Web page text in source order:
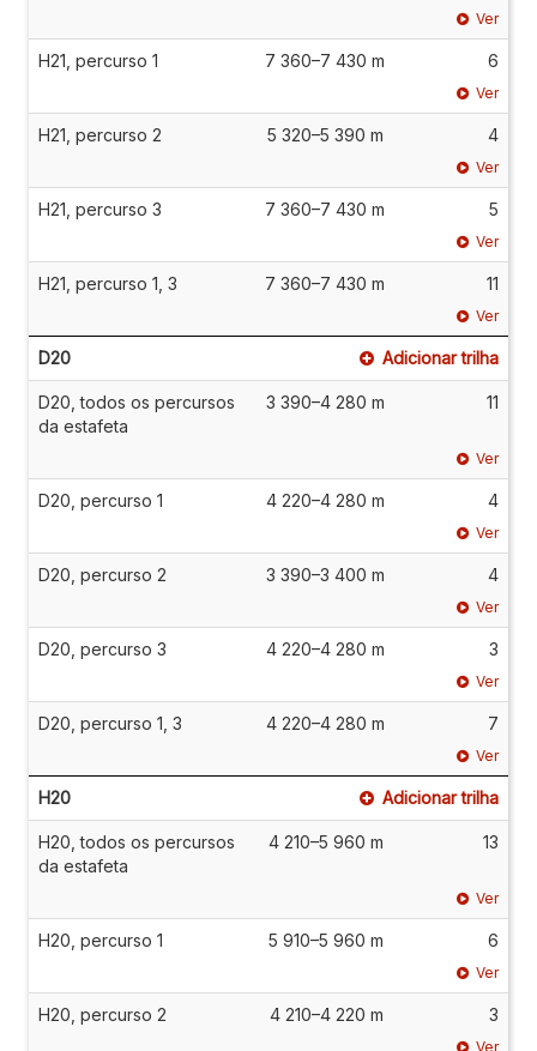
Ver
H21, percurso 1 7 360–7 430 m 6
Ver
H21, percurso 2 5 320–5 390 m 4
Ver
H21, percurso 3 7 360–7 430 m 5
Ver
H21, percurso 1, 3 7 360–7 430 m 11
Ver
D20 Adicionar trilha
D20, todos os percursos
da estafeta
3 390–4 280 m 11
Ver
D20, percurso 1 4 220–4 280 m 4
Ver
D20, percurso 2 3 390–3 400 m 4
Ver
D20, percurso 3 4 220–4 280 m 3
Ver
D20, percurso 1, 3 4 220–4 280 m 7
Ver
H20 Adicionar trilha
H20, todos os percursos
da estafeta
4 210–5 960 m 13
Ver
H20, percurso 1 5 910–5 960 m 6
Ver
H20, percurso 2 4 210–4 220 m 3
Ver